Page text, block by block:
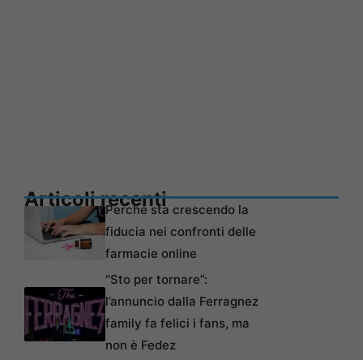
Articoli recentiPerché sta crescendo la
fiducia nei confronti delle
farmacie online
“Sto per tornare”:
l’annuncio dalla Ferragnez
family fa felici i fans, ma
non è Fedez